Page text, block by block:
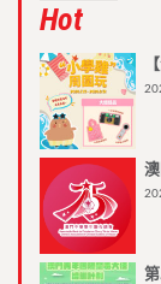
Hot